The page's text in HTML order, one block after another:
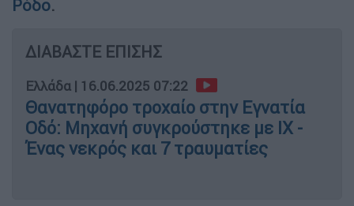
Ρόδο.
ΔΙΑΒΑΣΤΕ ΕΠΙΣΗΣ
Ελλάδα | 16.06.2025 07:22
Θανατηφόρο τροχαίο στην Εγνατία
Οδό: Μηχανή συγκρούστηκε με ΙΧ -
Ένας νεκρός και 7 τραυματίες